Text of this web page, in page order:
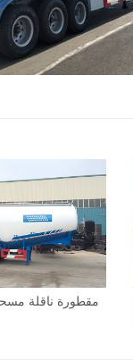
مقطورة ناقلة